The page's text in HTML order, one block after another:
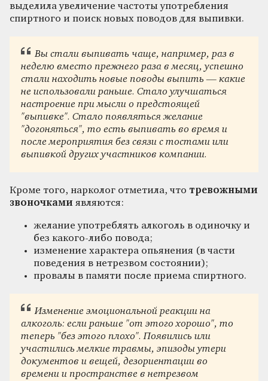
выделила увеличение частоты употребления
спиртного и поиск новых поводов для выпивки.
Вы стали выпивать чаще, например, раз в
неделю вместо прежнего раза в месяц, успешно
стали находить новые поводы выпить — какие
не использовали раньше. Стало улучшаться
настроение при мысли о предстоящей
"выпивке". Стало появляться желание
"догоняться", то есть выпивать во время и
после мероприятия без связи с тостами или
выпивкой других участников компании.
Кроме того, нарколог отметила, что тревожными
звоночками являются:
желание употреблять алкоголь в одиночку и
без какого-либо повода;
изменение характера опьянения (в части
поведения в нетрезвом состоянии);
провалы в памяти после приема спиртного.
Изменение эмоциональной реакции на
алкоголь: если раньше "от этого хорошо", то
теперь "без этого плохо". Появились или
участились мелкие травмы, эпизоды утери
документов и вещей, дезориентации во
времени и пространстве в нетрезвом